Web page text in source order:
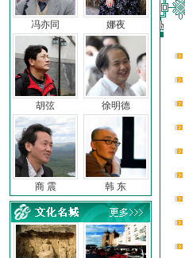
冯亦同 娜夜
胡弦 徐明德
商 震 韩 东